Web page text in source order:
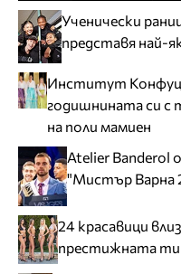
Ученически
представя най-
Институт
годишнината си
на поли мамиен
Atelier Banderol
"Мистър Варна
24 красавици
престижната